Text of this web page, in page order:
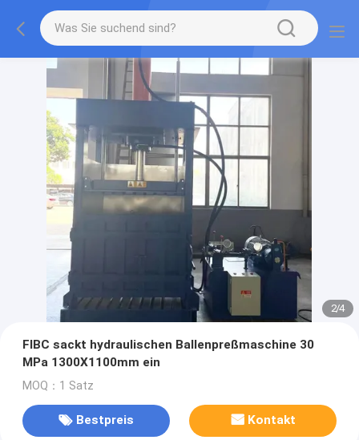
2/4
FIBC sackt hydraulischen Ballenpreßmaschine 30
MPa 1300X1100mm ein
MOQ：1 Satz
Bestpreis Kontakt